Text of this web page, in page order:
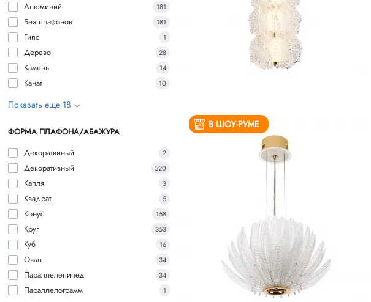
Алюминий 181
Без плафонов 181
Гипс 1
Дерево 28
Камень 14
Канат 10
Показать еще 18
ФОРМА ПЛАФОНА/АБАЖУРА
Декоратвиный
2
Декоративный 520
Капля 3
Квадрат 5
Конус 158
Круг 353
Куб 16
Овал 34
Параллелепипед 34
Параллелограмм 1
В ШОУ-РУМЕ